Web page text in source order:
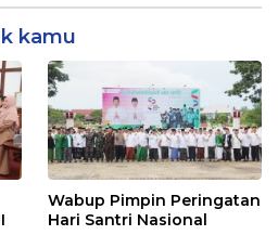
kamu
Wabup Pimpin Peringatan
Hari Santri Nasional